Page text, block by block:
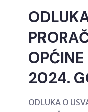
2024.
ODLUKA O